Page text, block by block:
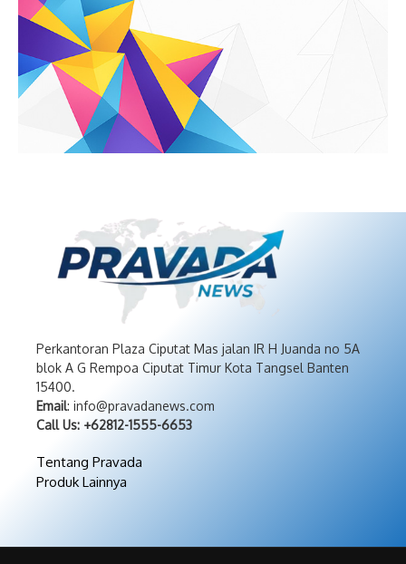
Perkantoran Plaza Ciputat Mas jalan IR H Juanda no 5A
blok A G Rempoa Ciputat Timur Kota Tangsel Banten
15400.
Email: info@pravadanews.com
Call Us: +62812-1555-6653
Tentang Pravada
Produk Lainnya